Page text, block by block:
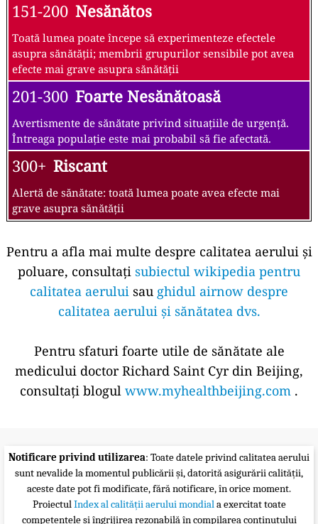
151-200 Nesănătos
Toată lumea poate începe să experimenteze efectele
asupra sănătății; membrii grupurilor sensibile pot avea
efecte mai grave asupra sănătății
201-300 Foarte Nesănătoasă
Avertismente de sănătate privind situațiile de urgență.
Întreaga populație este mai probabil să fie afectată.
300+ Riscant
Alertă de sănătate: toată lumea poate avea efecte mai
grave asupra sănătății
Pentru a afla mai multe despre calitatea aerului și
poluare, consultați subiectul wikipedia pentru
calitatea aerului sau ghidul airnow despre
calitatea aerului și sănătatea dvs.
Pentru sfaturi foarte utile de sănătate ale
medicului doctor Richard Saint Cyr din Beijing,
consultați blogul www.myhealthbeijing.com .
Notificare privind utilizarea: Toate datele privind calitatea aerului
sunt nevalide la momentul publicării și, datorită asigurării calității,
aceste date pot fi modificate, fără notificare, în orice moment.
ProiectulIndex al calității aerului mondiala exercitat toate
competențele și îngrijirea rezonabilă în compilarea conținutului